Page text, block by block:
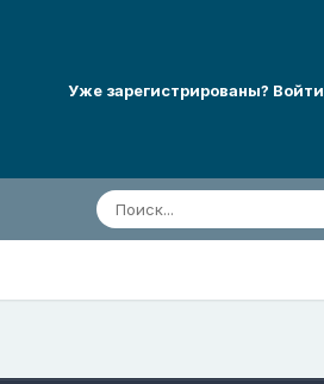
Уже зарегистрированы? Войти